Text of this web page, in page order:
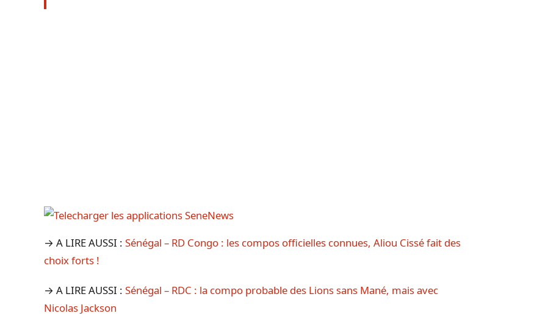
→ A LIRE AUSSI : Sénégal – RD Congo : les compos officielles connues, Aliou Cissé fait des
choix forts !
→ A LIRE AUSSI : Sénégal – RDC : la compo probable des Lions sans Mané, mais avec
Nicolas Jackson